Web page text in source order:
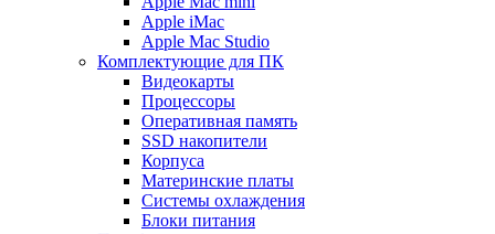
Apple iMac
Apple Mac Studio
Комплектующие для ПК
Видеокарты
Процессоры
Оперативная память
SSD накопители
Корпуса
Материнские платы
Системы охлаждения
Блоки питания